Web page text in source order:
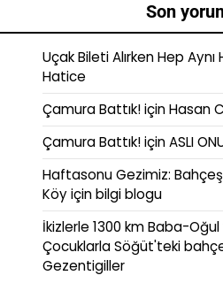
Son
Uçak Bileti Alırken Hep Aynı
Hatice
Çamura Battık!içinHasan
Çamura Battık!içinASLI
Haftasonu Gezimiz:
Köyiçinbilgi blogu
İkizlerle 1300 km Baba-
Çocuklarla Söğüt'teki
Gezentigiller